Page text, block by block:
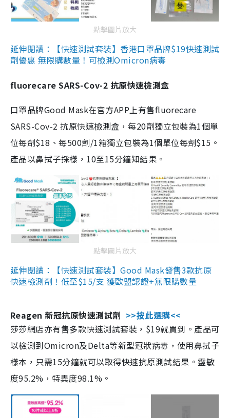
點擊圖片放大
延伸閱讀：【快速測試套裝】香港口罩品牌$19快速測試
劑優惠 無限購數量！可檢測Omicron病毒
fluorecare SARS-Cov-2 抗原快速檢測盒
口罩品牌Good Mask在官方APP上有售fluorecare
SARS-Cov-2 抗原快速檢測盒，每20劑獨立包裝為1個單
位每劑$18、每500劑/1箱獨立包裝為1個單位每劑$15。
產品以鼻拭子採樣，10至15分鐘知結果。
點擊圖片放大
延伸閱讀：【快速測試套裝】Good Mask發售3款抗原
快速檢測劑！低至$15/支 獲歐盟認證+無限購數量
Reagen 新冠抗原快速測試劑 >>按此選購<<
莎莎網店亦有售多款快速測試套裝，$19就買到。產品可
以檢測到Omicron及Delta等新型冠狀病毒，使用鼻拭子
樣本，只需15分鐘就可以取得快速抗原測試結果。靈敏
度95.2%，特異度98.1%。